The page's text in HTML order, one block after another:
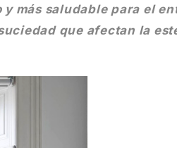
más saludable para el
que afectan la